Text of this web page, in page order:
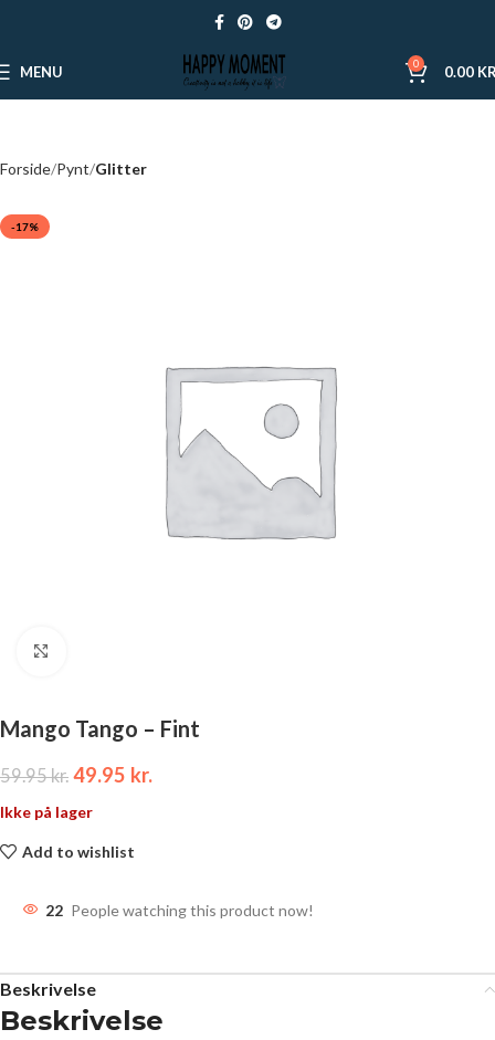
MENU 0 0.00
Forside Pynt Glitter
-17%
Mango Tango – Fint
59.95kr. 49.95 kr.
Ikke på lager
Add to wishlist
22 People watching this product now!
Beskrivelse
Beskrivelse